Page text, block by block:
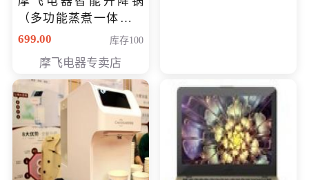
（多功能蒸煮一体锅）
（智能升降养生锅） 会
699.00 库存100
摩飞电器专卖店